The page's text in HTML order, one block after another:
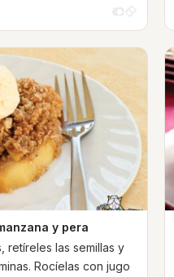
y pera
retíreles las semillas y
Rocíelas con jugo